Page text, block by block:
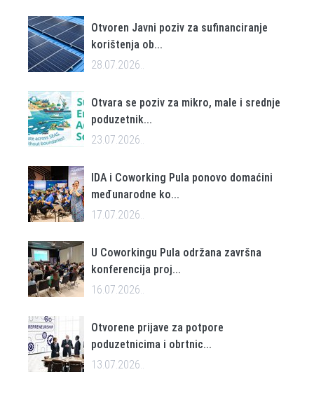
Otvoren Javni poziv za sufinanciranje
korištenja ob...
28.07.2026..
Otvara se poziv za mikro, male i srednje
poduzetnik...
23.07.2026..
IDA i Coworking Pula ponovo domaćini
međunarodne ko...
17.07.2026..
U Coworkingu Pula održana završna
konferencija proj...
16.07.2026..
Otvorene prijave za potpore
poduzetnicima i obrtnic...
13.07.2026..